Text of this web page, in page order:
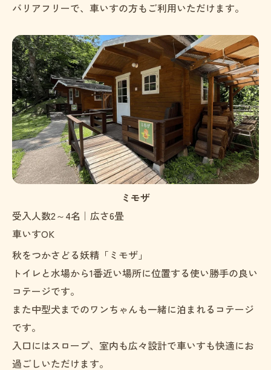
バリアフリーで、車いすの方もご利用いただけます。
ミモザ
受入人数2～4名｜広さ6畳
車いすOK
秋をつかさどる妖精「ミモザ」
トイレと水場から1番近い場所に位置する使い勝手の良い
コテージです。
また中型犬までのワンちゃんも一緒に泊まれるコテージ
です。
入口にはスロープ、室内も広々設計で車いすも快適にお
過ごしいただけます。
お問い合わせはこちら